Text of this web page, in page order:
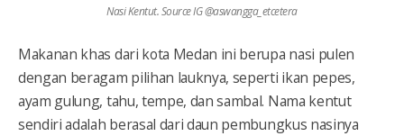
Nasi Kentut. Source IG @aswangga_etcetera
Makanan khas dari kota Medan ini berupa nasi pulen
dengan beragam pilihan lauknya, seperti ikan pepes,
ayam gulung, tahu, tempe, dan sambal. Nama kentut
sendiri adalah berasal dari daun pembungkus nasinya